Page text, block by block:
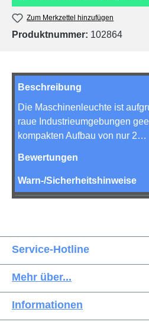
Zum Merkzettel hinzufügen
Produktnummer: 102864
Beschreibung
Die Maschinenleuchte ist
raue Industrieumgebungen
kompakten Aufbau von nur 2…
Bewertungen
Warn-/Sicherheitshinweise
Service-Hotline
Mehr über...
Informationen